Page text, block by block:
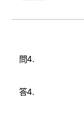
問4.
答4.